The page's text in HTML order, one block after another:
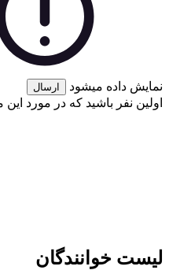
نمایش داده میشود
ارسال
اولین نفر باشید که در مورد
لیست خوانندگان